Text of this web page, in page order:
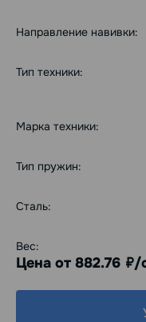
Направление навивки:
Тип техники:
Марка техники:
Тип пружин:
Сталь:
Вес:
Цена от 882.76 руб./